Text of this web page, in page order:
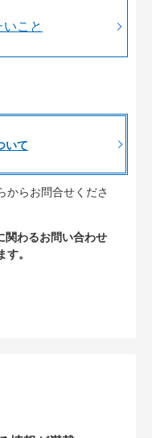
こと
いて
からお問合せくださ
関わるお問い合わせ
。